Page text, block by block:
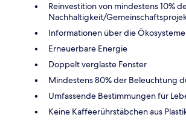
Reinvestition von mindestens 10%
Nachhaltigkeit/
Informationen über die
Erneuerbare Energie
Doppelt verglaste Fenster
Mindestens 80% der Beleuchtung
Umfassende Bestimmungen für
Keine Kaffeerührstäbchen aus